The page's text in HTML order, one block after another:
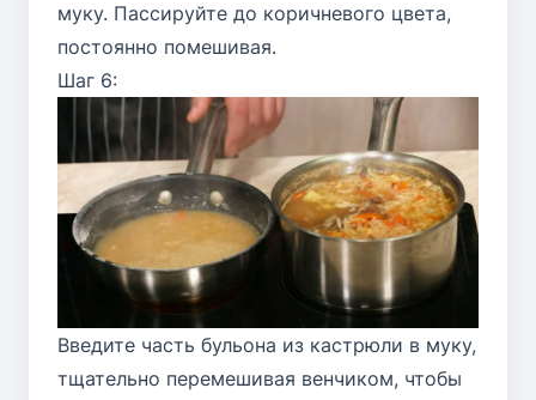
муку. Пассируйте до коричневого цвета,
постоянно помешивая.
Шаг 6:
Введите часть бульона из кастрюли в муку,
тщательно перемешивая венчиком, чтобы